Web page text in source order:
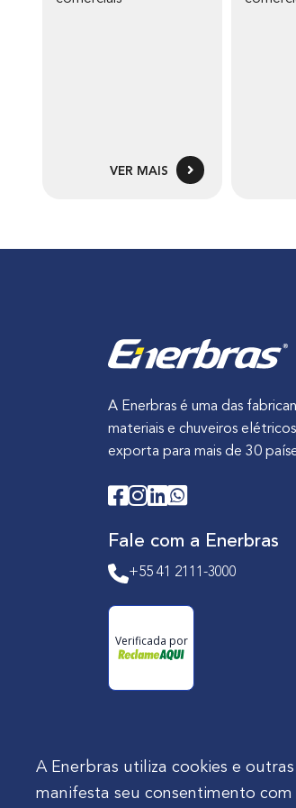
VER MAIS
A Enerbras é uma das
materiais e chuveiros
exporta para mais de 30
Fale com a Enerbras
+55 41 2111-3000
Verificada por
Enerbras Materiais
A Enerbras utiliza cookies e
manifesta seu consentimento